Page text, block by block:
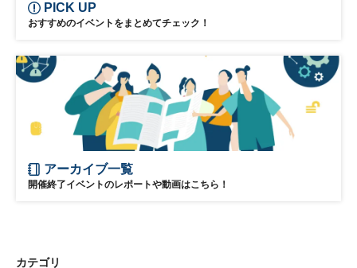
PICK UP
おすすめのイベントをまとめてチェック！
アーカイブ一覧
開催終了イベントのレポートや動画はこちら！
カテゴリ